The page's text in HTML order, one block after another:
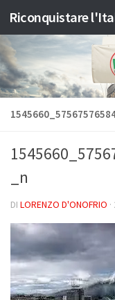
Salta al contenuto
Riconquistare
_n
DI LORENZO D'ONOFRIO ·